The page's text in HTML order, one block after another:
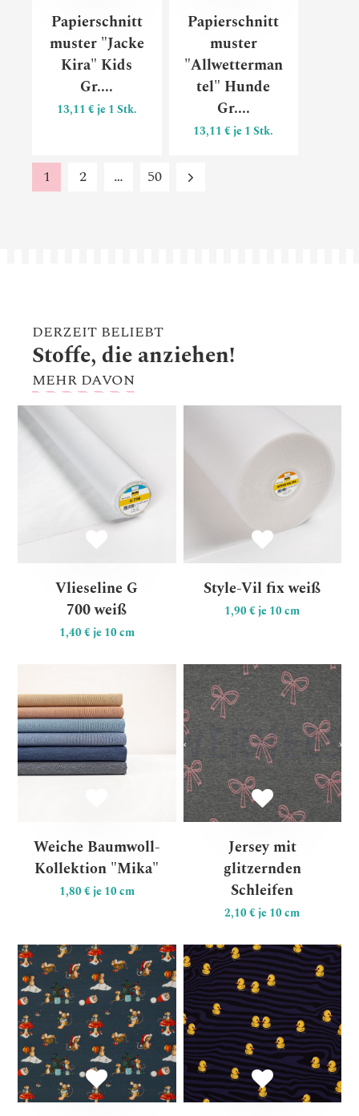
Papierschnitt
muster "Jacke
Kira" Kids
Gr....
13,11 € je 1 Stk.
Papierschnitt
muster
"Allwetterman
tel" Hunde
Gr....
13,11 € je 1 Stk.
1 2 … 50
DERZEIT BELIEBT
Stoffe, die anziehen!
MEHR DAVON
Vlieseline G
700 weiß
1,40 € je 10 cm
Style-Vil fix weiß
1,90 € je 10 cm
Weiche Baumwoll-
Kollektion "Mika"
1,80 € je 10 cm
Weiche Baumwoll-
Jersey mit
glitzernden
Schleifen
2,10 € je 10 cm
Baumwolljersey "Lathi"